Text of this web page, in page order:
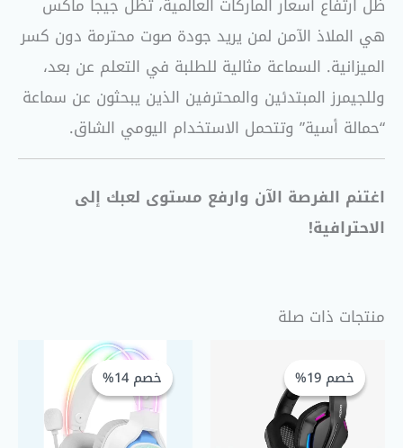
هي الملاذ الآمن لمن يريد جودة صوت محترمة دون كسر
الميزانية. السماعة مثالية للطلبة في التعلم عن بعد،
وللجيمرز المبتدئين والمحترفين الذين يبحثون عن سماعة
“حمالة أسية” وتتحمل الاستخدام اليومي الشاق.
اغتنم الفرصة الآن وارفع مستوى لعبك إلى
الاحترافية!
منتجات ذات صلة
خصم 19%
خصم 19% خصم 14%
خصم 14%